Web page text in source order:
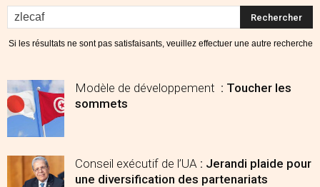
Si les résultats ne sont pas satisfaisants, veuillez effectuer une autre recherche
Modèle de développement : Toucher les
sommets
Conseil exécutif de l’UA : Jerandi plaide pour
une diversification des partenariats